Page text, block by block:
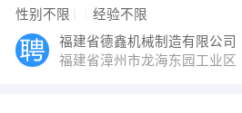
性别不限 经验不限
福建省德鑫机械制造有限公司
福建省漳州市龙海东园工业区